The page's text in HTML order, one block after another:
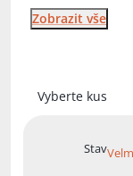
Zobrazit vše
Vyberte kus
Stav